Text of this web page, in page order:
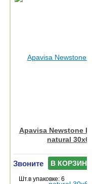
Apavisa Newstone
natural
Звоните В КОРЗИНУ
Шт.в упаковке: 6